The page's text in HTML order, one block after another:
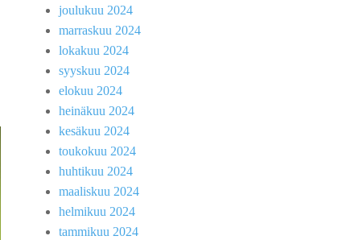
joulukuu 2024
marraskuu 2024
lokakuu 2024
syyskuu 2024
elokuu 2024
heinäkuu 2024
kesäkuu 2024
toukokuu 2024
huhtikuu 2024
maaliskuu 2024
helmikuu 2024
tammikuu 2024